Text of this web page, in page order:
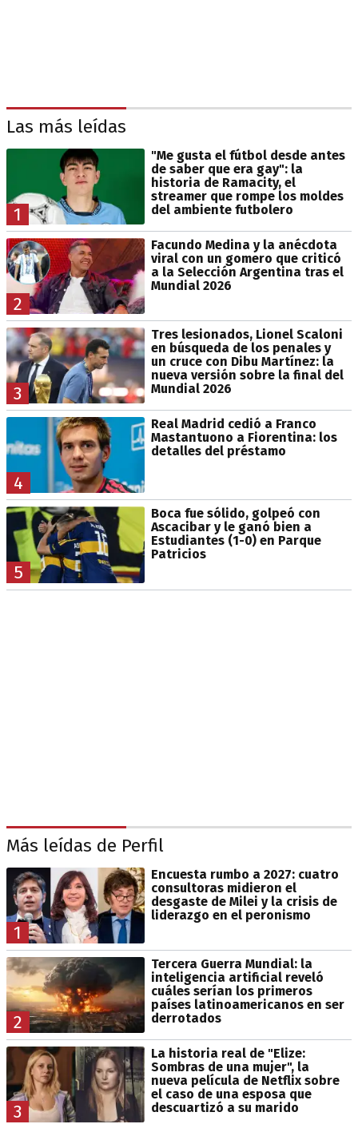
Las más leídas
1
"Me gusta el fútbol desde antes
de saber que era gay": la
historia de Ramacity, el
streamer que rompe los moldes
del ambiente futbolero
2
Facundo Medina y la anécdota
viral con un gomero que criticó
a la Selección Argentina tras el
Mundial 2026
3
Tres lesionados, Lionel Scaloni
en búsqueda de los penales y
un cruce con Dibu Martínez: la
nueva versión sobre la final del
Mundial 2026
4
Real Madrid cedió a Franco
Mastantuono a Fiorentina: los
detalles del préstamo
5
Boca fue sólido, golpeó con
Ascacibar y le ganó bien a
Estudiantes (1-0) en Parque
Patricios
Más leídas de Perfil
1
Encuesta rumbo a 2027: cuatro
consultoras midieron el
desgaste de Milei y la crisis de
liderazgo en el peronismo
2
Tercera Guerra Mundial: la
inteligencia artificial reveló
cuáles serían los primeros
países latinoamericanos en ser
derrotados
3
La historia real de "Elize:
Sombras de una mujer", la
nueva película de Netflix sobre
el caso de una esposa que
descuartizó a su marido